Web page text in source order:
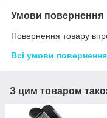
Умови повернення
Повернення товару
Всі умови повернення
З цим товаром